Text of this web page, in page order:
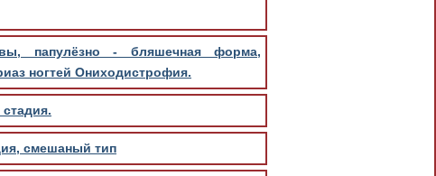
папулёзно - бляшечная форма,
ногтей Ониходистрофия.
смешаный тип